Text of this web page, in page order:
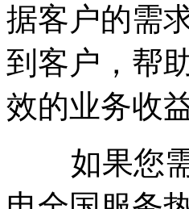
据客户的需
到客户，帮
效的业务收益
如果您需